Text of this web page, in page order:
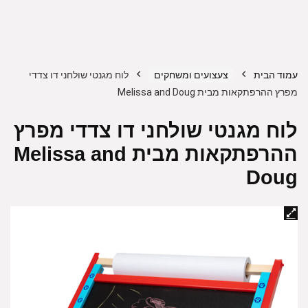
עמוד הבית צעצועים ומשחקים
לוח מגנטי שולחני דו צדדי
מפרץ ההרפתקאות מבית Melissa and Doug
לוח מגנטי שולחני דו צדדי מפרץ
ההרפתקאות מבית Melissa and
Doug